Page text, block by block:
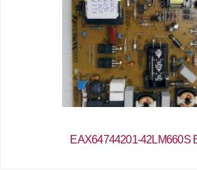
EAX64744201-42LM660S